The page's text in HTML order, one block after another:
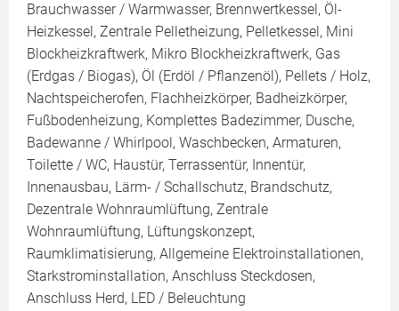
Brauchwasser / Warmwasser, Brennwertkessel, Öl-
Heizkessel, Zentrale Pelletheizung, Pelletkessel, Mini
Blockheizkraftwerk, Mikro Blockheizkraftwerk, Gas
(Erdgas / Biogas), Öl (Erdöl / Pflanzenöl), Pellets / Holz,
Nachtspeicherofen, Flachheizkörper, Badheizkörper,
Fußbodenheizung, Komplettes Badezimmer, Dusche,
Badewanne / Whirlpool, Waschbecken, Armaturen,
Toilette / WC, Haustür, Terrassentür, Innentür,
Innenausbau, Lärm- / Schallschutz, Brandschutz,
Dezentrale Wohnraumlüftung, Zentrale
Wohnraumlüftung, Lüftungskonzept,
Raumklimatisierung, Allgemeine Elektroinstallationen,
Starkstrominstallation, Anschluss Steckdosen,
Anschluss Herd, LED / Beleuchtung